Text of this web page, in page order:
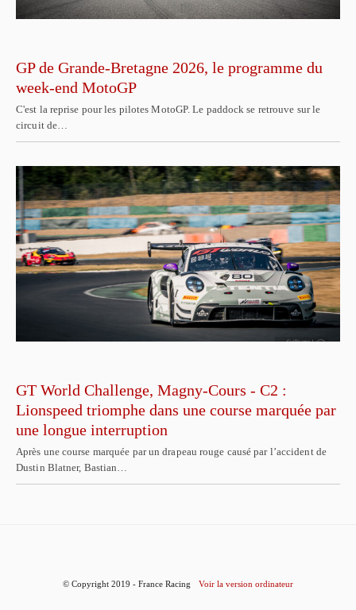
GP de Grande-Bretagne 2026, le programme du
week-end MotoGP
C'est la reprise pour les pilotes MotoGP. Le paddock se retrouve sur le
circuit de…
GT World Challenge, Magny-Cours - C2 :
Lionspeed triomphe dans une course marquée par
une longue interruption
Après une course marquée par un drapeau rouge causé par l’accident de
Dustin Blatner, Bastian…
© Copyright 2019 - France Racing Voir la version ordinateur